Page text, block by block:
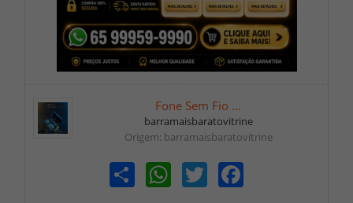
Fone Sem Fio ...
barramaisbaratovitrine
Origem: barramaisbaratovitrine
Share WhatsAppTwitter Facebook